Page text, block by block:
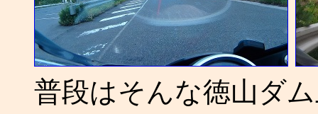
普段はそんな徳山ダ